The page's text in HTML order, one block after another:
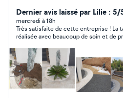
extérieurs nous intervenons aussi pour vos
terrassements : piscines , allées
maçonnerie
Dernier avis laissé par Lilie : 5/
mercredi à 18h
Très satisfaite de cette entreprise ! La
réalisée avec beaucoup de soin et de
chantier a été laissé parfaitement
l’intervention, ce qui est très appréciable. Le
impeccable, mes haies sont
cette entreprise sans hésitation et je
services pour mes prochains travaux